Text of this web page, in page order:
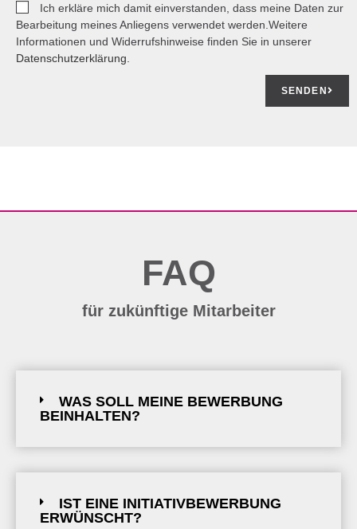
Ich erkläre mich damit einverstanden, dass meine Daten zur
Bearbeitung meines Anliegens verwendet werden.Weitere
Informationen und Widerrufshinweise finden Sie in unserer
Datenschutzerklärung.
SENDEN
FAQ
für zukünftige Mitarbeiter
WAS SOLL MEINE BEWERBUNG
BEINHALTEN?
IST EINE INITIATIVBEWERBUNG
ERWÜNSCHT?